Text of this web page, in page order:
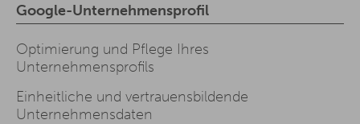
Google-Unternehmensprofil
Optimierung und Pflege Ihres
Unternehmensprofils
Einheitliche und vertrauensbildende
Unternehmensdaten